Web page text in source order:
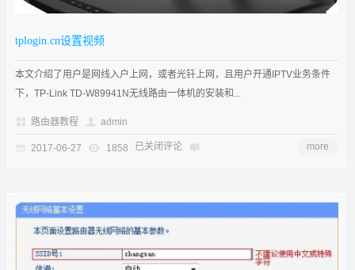
tplogin.cn设置视频
本文介绍了用户是网线入户上网，或者光钎上网，且用户开通IPTV业务条件
下，TP-Link TD-W89941N无线路由一体机的安装和...
路由器教程 admin
2017-06-27 1858 已关闭评论 more